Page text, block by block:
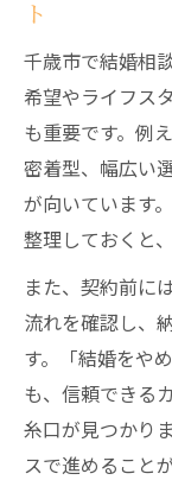
ト
千歳市で結婚相
希望やライフス
も重要です。例
密着型、幅広い
が向いています
整理しておくと
また、契約前に
流れを確認し、
す。「結婚をや
も、信頼できる
糸口が見つかり
スで進めること